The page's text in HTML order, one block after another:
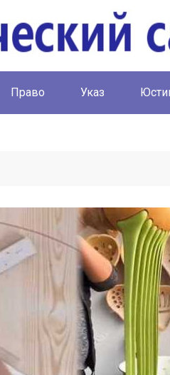
Право Указ